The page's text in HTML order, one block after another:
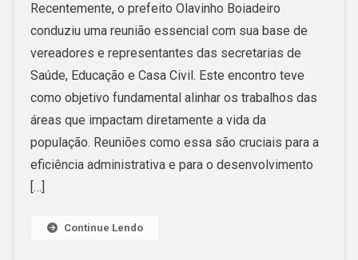
Olavinho
Boiadeiro
Reúne
Vereadores
E
Secretarias
Para
Alinhar
Recentemente, o prefeito Olavinho Boiadeiro
conduziu uma reunião essencial com sua base de
vereadores e representantes das secretarias de
Saúde, Educação e Casa Civil. Este encontro teve
como objetivo fundamental alinhar os trabalhos das
áreas que impactam diretamente a vida da
população. Reuniões como essa são cruciais para a
eficiência administrativa e para o desenvolvimento
[…]
Continue Lendo